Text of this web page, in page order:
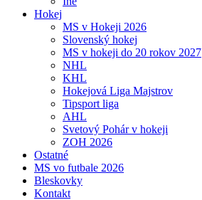
Hokej
MS v Hokeji 2026
Slovenský hokej
MS v hokeji do 20 rokov 2027
NHL
KHL
Hokejová Liga Majstrov
Tipsport liga
AHL
Svetový Pohár v hokeji
ZOH 2026
Ostatné
MS vo futbale 2026
Bleskovky
Kontakt